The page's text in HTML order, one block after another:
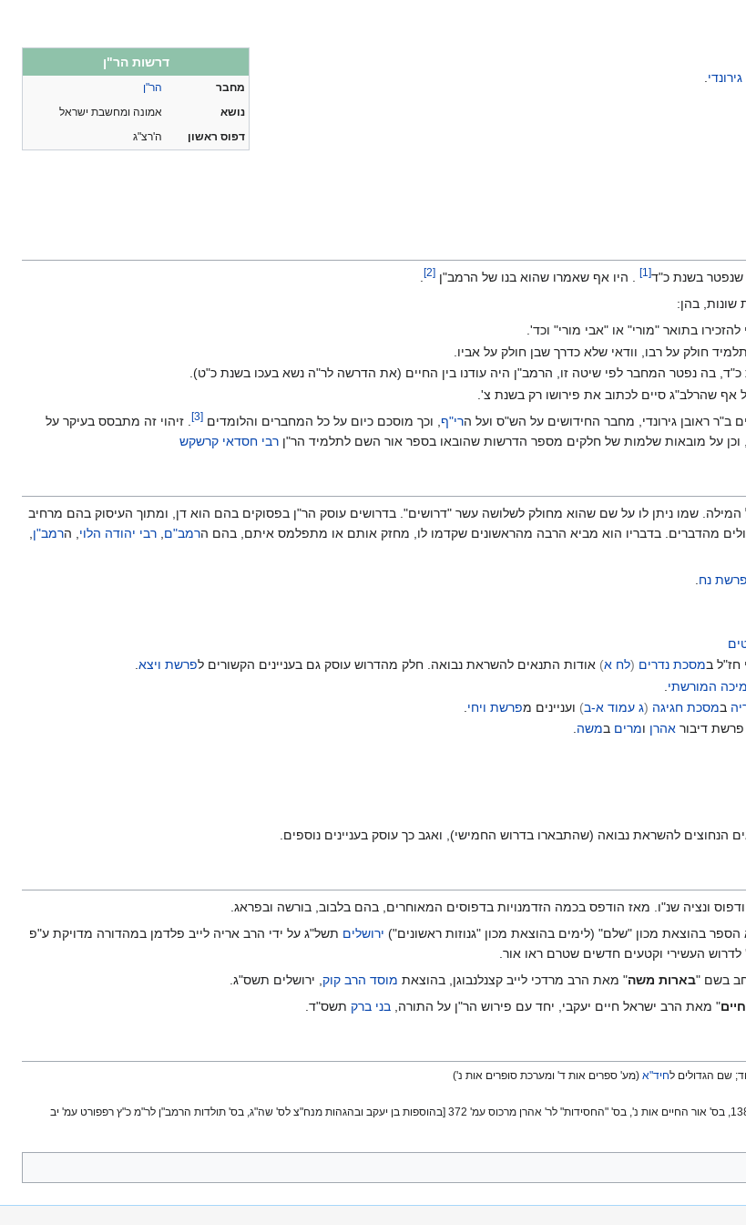
דרשות הר"ן
מחבר
הר"ן
נושא
אמונה ומחשבת ישראל
דפוס ראשון
ה'רצ"ג
.
שנפטר בשנת כ"ד[
1
] . היו אף שאמרו שהוא בנו של הרמב"ן [
2
]
.
שונות, בהן:
בתואר "מורי" או "אבי מורי" וכד'.
חולק על רבו, וודאי שלא כדרך שבן חולק על אביו.
בה נפטר המחבר לפי שיטה זו, הרמב"ן היה עודנו בין החיים (את הדרשה לר"ה נשא בעכו בשנת כ"ט).
אף שהרלב"ג סיים לכתוב את פירושו רק בשנת צ'.
ראובן גירונדי, מחבר החידושים על הש"ס ועל הרי"ף , וכך מוסכם כיום על כל המחברים והלומדים [
3
]
. זיהוי זה מתבסס בעיקר על
וכן על מובאות שלמות של חלקים מספר הדרשות שהובאו בספר אור השם לתלמיד הר"ן רבי חסדאי קרשקש
שמו ניתן לו על שם שהוא מחולק לשלושה עשר "דרושים". בדרושים עוסק הר"ן בפסוקים בהם הוא דן, ומתוך העיסוק בהם מרחיב
העולים מהדברים. בדבריו הוא מביא הרבה מהראשונים שקדמו לו, מחזק אותם או מתפלמס איתם, בהם הרמב"ם רבי יהודה הלוי , הרמב"ן
פרשת נח
חז"ל במסכת נדרים (לח א) אודות התנאים להשראת נבואה. חלק מהדרוש עוסק גם בעניינים הקשורים לפרשת ויצא.
מיכה המורשתי
במסכת חגיגה (ג עמוד א-ב) ועניינים מפרשת ויחי
פרשת דיבוראהרן ומרים במשה.
הנחוצים להשראת נבואה (שהתבארו בדרוש החמישי), ואגב כך עוסק בעניינים נוספים.
ונציה שנ"ו. מאז הודפס בכמה הזדמנויות בדפוסים המאוחרים, בהם בלבוב, בורשה ובפראג.
בהוצאת מכון "שלם" (לימים בהוצאת מכון "גנוזות ראשונים") ירושלים תשל"ג על ידי הרב אריה לייב פלדמן במהדורה מדויקת ע"פ
העשירי וקטעים חדשים שטרם ראו אור.
בשם "בארות משה" מאת הרב מרדכי לייב קצנלנבוגן, בהוצאת מוסד הרב קוק, ירושלים תשס"ג.
" מאת הרב ישראל חיים יעקבי, יחד עם פירוש הר"ן על התורה, בני ברק תשס"ד.
חיד"א (מע' ספרים אות ד' ומערכת סופרים אות נ')
כך נכתב בכל הדפוסים, וכן כתבו בס' דור דור ודורשיו עמ' 138, בס' אור החיים אות נ', בס' "החסידות" לר' אהרן מרכוס עמ' 372 [בהוספות בן יעקב ובהגהות מנח"צ לס' שה"ג, בס' תולדות הרמב"ן לר"מ כ"ץ רפפורט עמ' יב